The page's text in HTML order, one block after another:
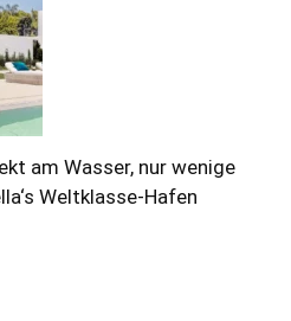
am Wasser, nur wenige
Weltklasse-Hafen